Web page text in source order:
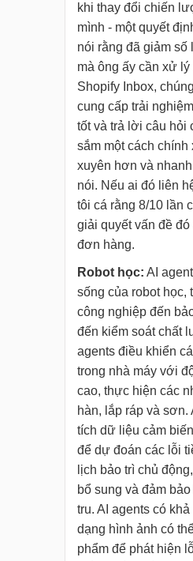
khi thay đổi chiến
mình - một quyết
nói rằng đã giảm số
mà ông ấy cần xử
Shopify Inbox,
cung cấp trải
tốt và trả lời câu hỏi
sắm một cách
xuyên hơn và
nói. Nếu ai đó liên
tôi cá rằng 8/10 lần
giải quyết vấn đề
đơn hàng.
Robot học: AI
sống của robot học,
công nghiệp đến
đến kiểm soát chất
agents điều khiển
trong nhà máy với
cao, thực hiện các
hàn, lắp ráp và sơn.
tích dữ liệu cảm
để dự đoán các lỗi
lịch bảo trì chủ
bổ sung và đảm
tru. AI agents có
dạng hình ảnh có
phẩm để phát hiện